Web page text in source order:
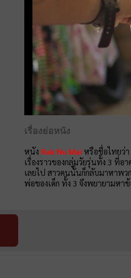
เรื่องย่อหนัง
หนัง Rak Nu Mai หรือชื่อไทยว่
เรื่องราวของกลุ่มวัยรุ่นทั้ง 3 ที่อ
เลยไป สาวคนนั้นก็กลับมาหาพ
พ่อของเด็ก ทั้ง 3 จึงพยายามห